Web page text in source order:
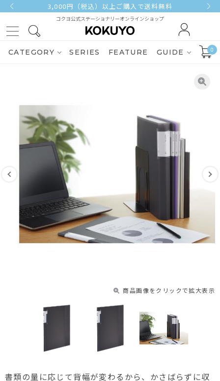
3,000円（税込）以上ご購入で送料無料
コクヨ公式ステーショナリーオンラインショップ
CATEGORY SERIES FEATURE GUIDE 0
商品画像をクリックで拡大表示
書類の量に応じて背幅が変わるから、かさばらずに収